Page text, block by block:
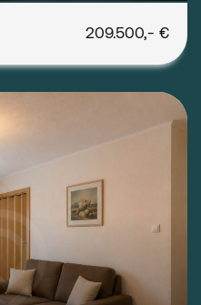
209.500,- €